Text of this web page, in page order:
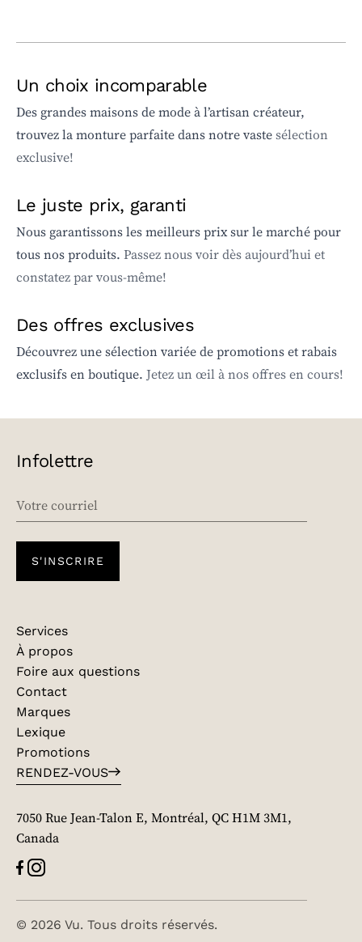
Un choix incomparable
Des grandes maisons de mode à l’artisan créateur,
trouvez la monture parfaite dans notre vastesélection
exclusive!
Le juste prix, garanti
Nous garantissons les meilleurs prix sur le marché pour
tous nos produits. Passez nous voir dès aujourd’hui et
constatez par vous-même!
Des offres exclusives
Découvrez une sélection variée de promotions et rabais
exclusifs en boutique. Jetez un œil à nos offres en cours!
Infolettre
S'INSCRIRE
Services
À propos
Foire aux questions
Contact
Marques
Lexique
Promotions
RENDEZ-VOUS
7050 Rue Jean-Talon E, Montréal, QC H1M 3M1,
Canada
© 2026 Vu. Tous droits réservés.